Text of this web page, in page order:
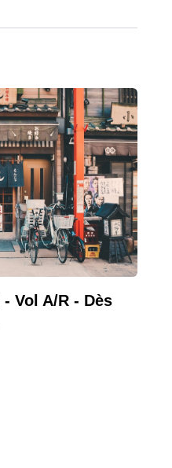
Vol A/R - Dès